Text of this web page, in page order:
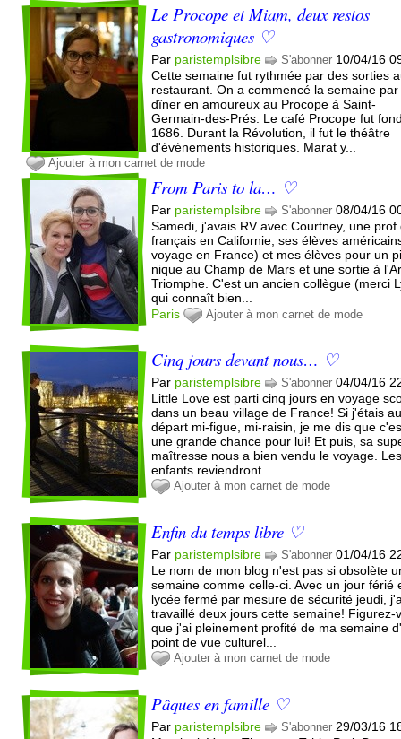
Le Procope et Miam, deux restos
gastronomiques ♡
Par paristemplsibre S'abonner 10/04/16
Cette semaine fut rythmée par des sorties
restaurant. On a commencé la semaine
dîner en amoureux au Procope à Saint-
Germain-des-Prés. Le café Procope fut
1686. Durant la Révolution, il fut le théâtre
d'événements historiques. Marat y...
Ajouter à mon carnet de mode
From Paris to la… ♡
Par paristemplsibre S'abonner 08/04/16
Samedi, j'avais RV avec Courtney, une prof
français en Californie, ses élèves
voyage en France) et mes élèves pour un
nique au Champ de Mars et une sortie à
Triomphe. C'est un ancien collègue (merci
qui connaît bien...
Paris
Ajouter à mon carnet de mode
Cinq jours devant nous… ♡
Par paristemplsibre S'abonner 04/04/16
Little Love est parti cinq jours en voyage
dans un beau village de France! Si j'étais
départ mi-figue, mi-raisin, je me dis que
une grande chance pour lui! Et puis, sa
maîtresse nous a bien vendu le voyage.
enfants reviendront...
Ajouter à mon carnet de mode
Enfin du temps libre ♡
Par paristemplsibre S'abonner 01/04/16
Le nom de mon blog n'est pas si obsolète
semaine comme celle-ci. Avec un jour férié
lycée fermé par mesure de sécurité jeudi,
travaillé deux jours cette semaine! Figurez-
que j'ai pleinement profité de ma semaine
point de vue culturel...
Ajouter à mon carnet de mode
Pâques en famille ♡
Par paristemplsibre S'abonner 29/03/16